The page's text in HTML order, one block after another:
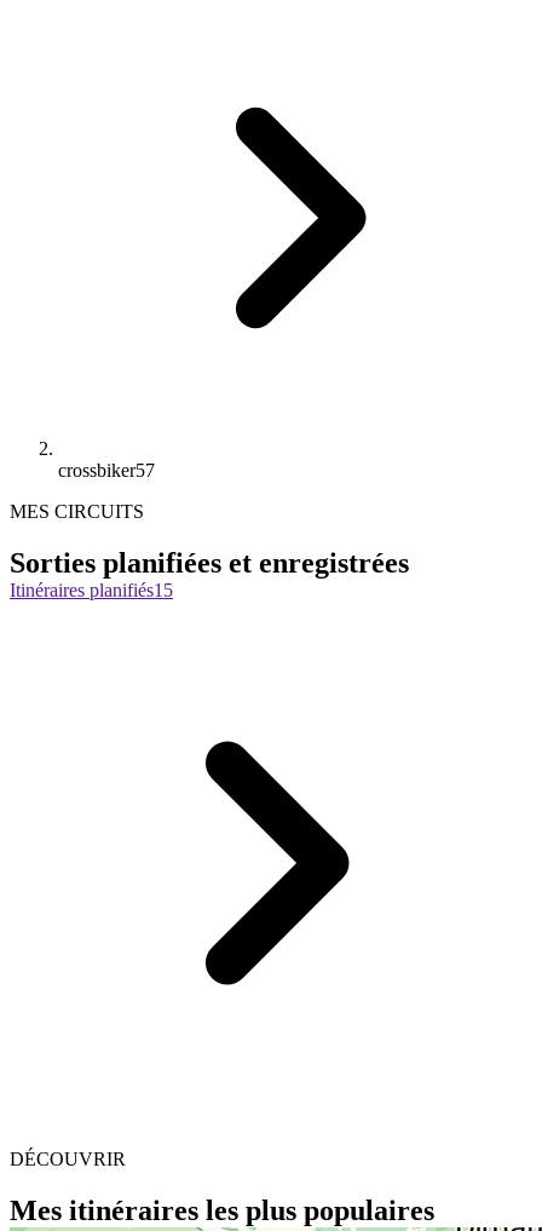
crossbiker57
MES CIRCUITS
Sorties planifiées et enregistrées
Itinéraires planifiés15
DÉCOUVRIR
Mes itinéraires les plus populaires